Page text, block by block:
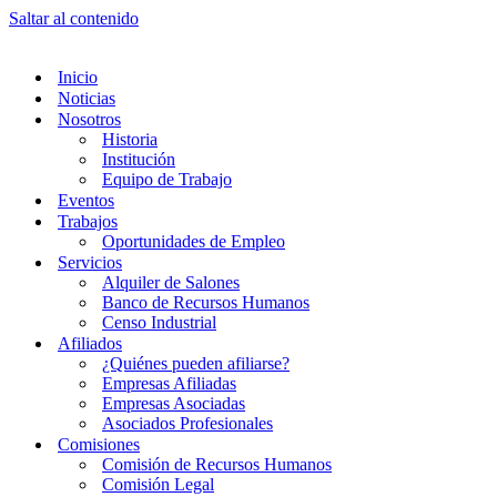
Saltar al contenido
Inicio
Noticias
Nosotros
Historia
Institución
Equipo de Trabajo
Eventos
Trabajos
Oportunidades de Empleo
Servicios
Alquiler de Salones
Banco de Recursos Humanos
Censo Industrial
Afiliados
¿Quiénes pueden afiliarse?
Empresas Afiliadas
Empresas Asociadas
Asociados Profesionales
Comisiones
Comisión de Recursos Humanos
Comisión Legal